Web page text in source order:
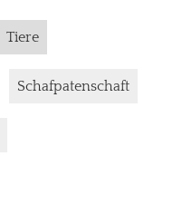
Current page:
Tiere
Schafpatenschaft